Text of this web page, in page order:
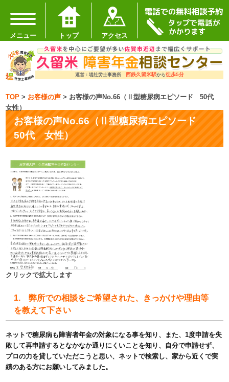
運営：堤社労士事務所 西鉄久留米駅から徒歩5分
メニュー トップ アクセス
TOP > お客様の声 > お客様の声No.66（Ⅱ型糖尿病エピソード 50代
女性）
お客様の声No.66（Ⅱ型糖尿病エピソード
50代 女性）
クリックで拡大します
1. 弊所での相談をご希望された、きっかけや理由等
を教えて下さい
ネットで糖尿病も障害者年金の対象になる事を知り、また、1度申請を失
敗して再申請するとなかなか通りにくいことを知り、自分で申請せず、
プロの力を貸していただこうと思い、ネットで検索し、家から近くで実
績のある方にお願いしてみました。